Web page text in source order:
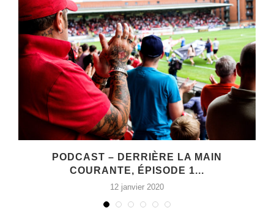
PODCAST – DERRIÈRE LA MAIN
COURANTE, ÉPISODE 1...
12 janvier 2020